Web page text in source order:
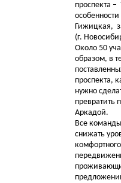
проспекта –
Гижицкая,
(г.
Около 50
образом, в
проспекта,
нужно
превратить
Аркадой.
Все
снижать